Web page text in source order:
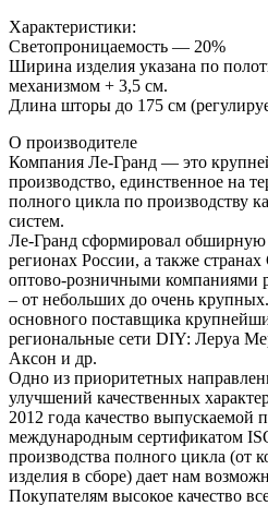
Характеристики:
Светопроницаемость — 20%
Ширина изделия указана по
механизмом + 3,5 см.
Длина шторы до 175 см
О производителе
Компания Ле-Гранд — это
производство, единственное на
полного цикла по производству
систем.
Ле-Гранд сформировал обширную
регионах России, а также
оптово-розничными компаниями
– от небольших до очень
основного поставщика
региональные сети DIY: Леруа
Аксон и др.
Одно из приоритетных
улучшений качественных
2012 года качество выпускаемой
международным сертификатом
производства полного цикла (от
изделия в сборе) дает нам
Покупателям высокое качество